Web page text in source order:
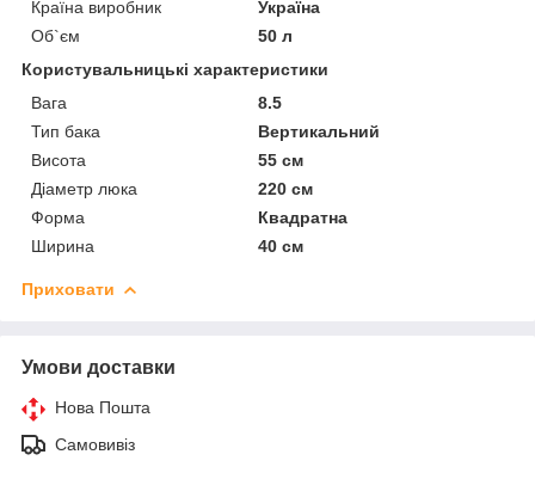
Країна виробник
Україна
Об`єм
50 л
Користувальницькі характеристики
Вага
8.5
Тип бака
Вертикальний
Висота
55 см
Діаметр люка
220 см
Форма
Квадратна
Ширина
40 см
Приховати
Умови доставки
Нова Пошта
Самовивіз